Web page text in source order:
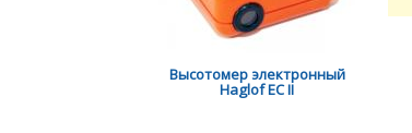
Высотомер электронный
Haglof EC II